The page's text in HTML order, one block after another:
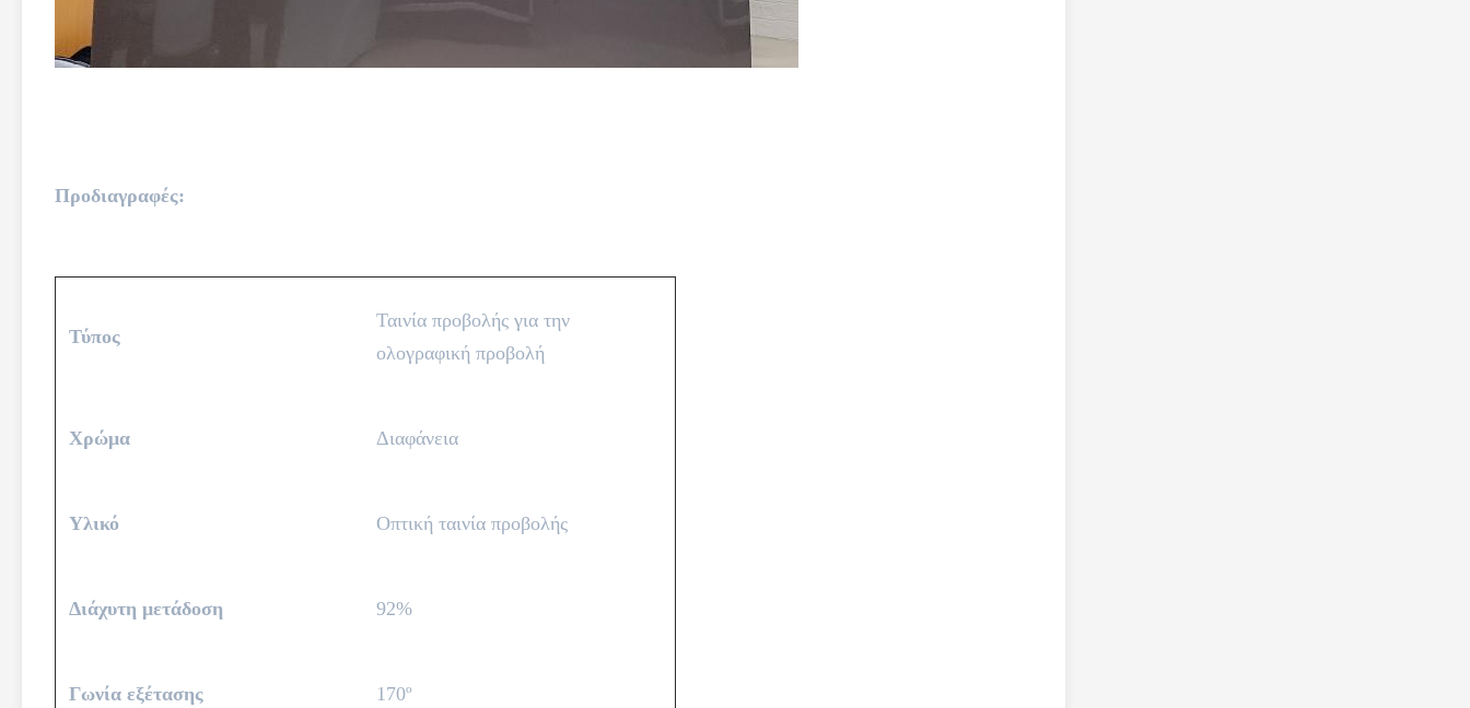
Προδιαγραφές:
Τύπος
Ταινία προβολής για την
ολογραφική προβολή
Χρώμα Διαφάνεια
Υλικό Οπτική ταινία προβολής
Διάχυτη μετάδοση 92%
Γωνία εξέτασης 170º